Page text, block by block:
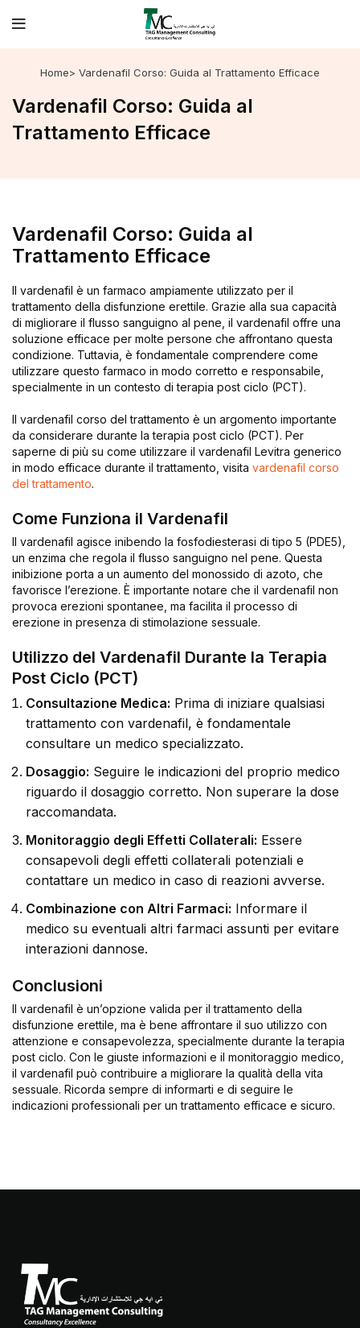
Home> Vardenafil Corso: Guida al Trattamento Efficace
Vardenafil Corso: Guida al
Trattamento Efficace
Vardenafil Corso: Guida al
Trattamento Efficace
Il vardenafil è un farmaco ampiamente utilizzato per il
trattamento della disfunzione erettile. Grazie alla sua capacità
di migliorare il flusso sanguigno al pene, il vardenafil offre una
soluzione efficace per molte persone che affrontano questa
condizione. Tuttavia, è fondamentale comprendere come
utilizzare questo farmaco in modo corretto e responsabile,
specialmente in un contesto di terapia post ciclo (PCT).
Il vardenafil corso del trattamento è un argomento importante
da considerare durante la terapia post ciclo (PCT). Per
saperne di più su come utilizzare il vardenafil Levitra generico
in modo efficace durante il trattamento, visita vardenafil corso
del trattamento.
Come Funziona il Vardenafil
Il vardenafil agisce inibendo la fosfodiesterasi di tipo 5 (PDE5),
un enzima che regola il flusso sanguigno nel pene. Questa
inibizione porta a un aumento del monossido di azoto, che
favorisce l’erezione. È importante notare che il vardenafil non
provoca erezioni spontanee, ma facilita il processo di
erezione in presenza di stimolazione sessuale.
Utilizzo del Vardenafil Durante la Terapia
Post Ciclo (PCT)
Consultazione Medica: Prima di iniziare qualsiasi
trattamento con vardenafil, è fondamentale
consultare un medico specializzato.
Dosaggio: Seguire le indicazioni del proprio medico
riguardo il dosaggio corretto. Non superare la dose
raccomandata.
Monitoraggio degli Effetti Collaterali: Essere
consapevoli degli effetti collaterali potenziali e
contattare un medico in caso di reazioni avverse.
Combinazione con Altri Farmaci: Informare il
medico su eventuali altri farmaci assunti per evitare
interazioni dannose.
Conclusioni
Il vardenafil è un’opzione valida per il trattamento della
disfunzione erettile, ma è bene affrontare il suo utilizzo con
attenzione e consapevolezza, specialmente durante la terapia
post ciclo. Con le giuste informazioni e il monitoraggio medico,
il vardenafil può contribuire a migliorare la qualità della vita
sessuale. Ricorda sempre di informarti e di seguire le
indicazioni professionali per un trattamento efficace e sicuro.